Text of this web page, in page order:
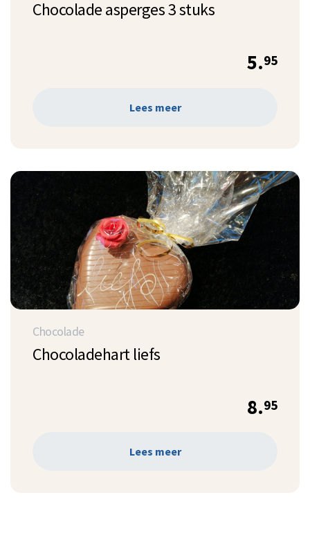
Chocolade asperges 3 stuks
5.95
Lees meer
Chocolade
Chocoladehart liefs
8.95
Lees meer